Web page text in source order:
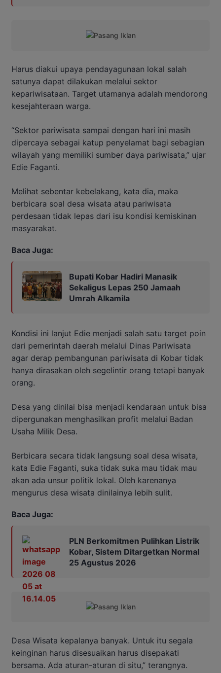
Harus diakui upaya pendayagunaan lokal salah
satunya dapat dilakukan melalui sektor
kepariwisataan. Target utamanya adalah mendorong
kesejahteraan warga.
“Sektor pariwisata sampai dengan hari ini masih
dipercaya sebagai katup penyelamat bagi sebagian
wilayah yang memiliki sumber daya pariwisata,” ujar
Edie Faganti.
Melihat sebentar kebelakang, kata dia, maka
berbicara soal desa wisata atau pariwisata
perdesaan tidak lepas dari isu kondisi kemiskinan
masyarakat.
Baca Juga:
Bupati Kobar Hadiri Manasik
Sekaligus Lepas 250 Jamaah
Umrah Alkamila
Kondisi ini lanjut Edie menjadi salah satu target poin
dari pemerintah daerah melalui Dinas Pariwisata
agar derap pembangunan pariwisata di Kobar tidak
hanya dirasakan oleh segelintir orang tetapi banyak
orang.
Desa yang dinilai bisa menjadi kendaraan untuk bisa
dipergunakan menghasilkan profit melalui Badan
Usaha Milik Desa.
Berbicara secara tidak langsung soal desa wisata,
kata Edie Faganti, suka tidak suka mau tidak mau
akan ada unsur politik lokal. Oleh karenanya
mengurus desa wisata dinilainya lebih sulit.
Baca Juga:
PLN Berkomitmen Pulihkan Listrik
Kobar, Sistem Ditargetkan Normal
25 Agustus 2026
Desa Wisata kepalanya banyak. Untuk itu segala
keinginan harus disesuaikan harus disepakati
bersama. Ada aturan-aturan di situ,” terangnya.